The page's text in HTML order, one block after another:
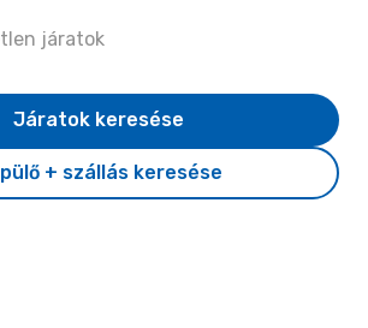
járatok
+ szállás keresése
Járatok keresése